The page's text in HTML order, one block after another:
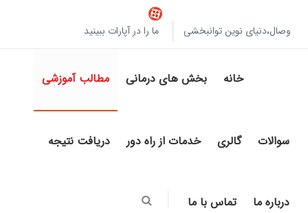
وصال،دنیای نوین توانبخشی ما را در آپارات ببینید
خانه بخش های درمانی مطالب آموزشی
سوالات گالری خدمات از راه دور دریافت نتیجه
درباره ما تماس با ما